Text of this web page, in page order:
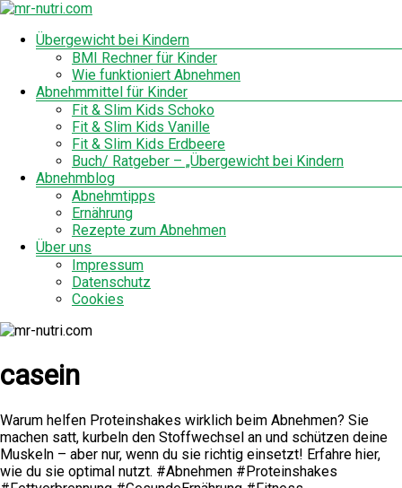
Zum
springen
mr-
nutri.com
Menü
Übergewicht bei Kindern
BMI Rechner für Kinder
Wie funktioniert Abnehmen
Abnehmmittel für Kinder
Fit & Slim Kids Schoko
Fit & Slim Kids Vanille
Fit & Slim Kids Erdbeere
Buch/ Ratgeber – „Übergewicht bei Kindern
Abnehmblog
Abnehmtipps
Ernährung
Rezepte zum Abnehmen
Über uns
Impressum
Datenschutz
Cookies
casein
Warum helfen Proteinshakes wirklich beim Abnehmen? Sie
machen satt, kurbeln den Stoffwechsel an und schützen deine
Muskeln – aber nur, wenn du sie richtig einsetzt! Erfahre hier,
wie du sie optimal nutzt. #Abnehmen #Proteinshakes